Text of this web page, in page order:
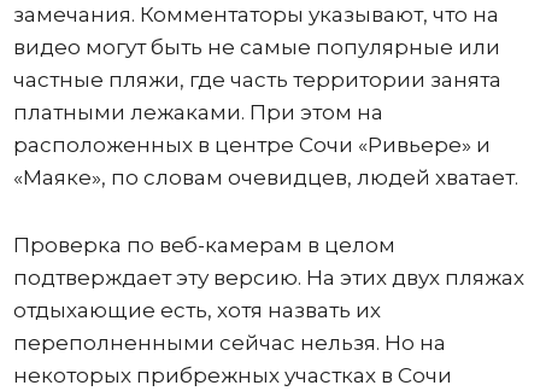
замечания. Комментаторы указывают, что на
видео могут быть не самые популярные или
частные пляжи, где часть территории занята
платными лежаками. При этом на
расположенных в центре Сочи «Ривьере» и
«Маяке», по словам очевидцев, людей хватает.
Проверка по веб-камерам в целом
подтверждает эту версию. На этих двух пляжах
отдыхающие есть, хотя назвать их
переполненными сейчас нельзя. Но на
некоторых прибрежных участках в Сочи